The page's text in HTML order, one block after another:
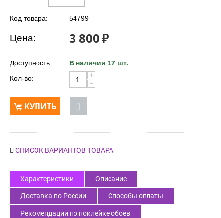
Код товара: 54799
Цена: 3 800₽
Доступность:
В наличии 17 шт.
Кол-во:
+
−
КУПИТЬ
СПИСОК ВАРИАНТОВ ТОВАРА
Характеристики Описание
Доставка по России Способы оплаты
Рекомендации по поклейке обоев